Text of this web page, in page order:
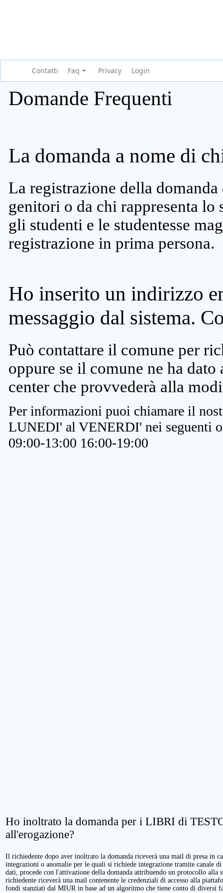
Contatti Faq Privacy Login
Domande Frequenti
La domanda a nome di
La registrazione della
genitori o da chi rappresenta lo
gli studenti e le studentesse
registrazione in prima persona.
Ho inserito un indirizzo
messaggio dal sistema.
Può contattare il comune per
oppure se il comune ne ha
center che provvederà alla
Per informazioni puoi chiamare il
LUNEDI' al VENERDI' nei seguenti
09:00-13:00 16:00-19:00
Ho inoltrato la domanda per i LIBRI di
all'erogazione?
Il richiedente dopo aver inoltrato la domanda riceverà una mail di presa in
integrazioni o anomalie per le quali si richiede integrazione tramite canale
dati, procede con l'attivazione della domanda attribuendo un protocollo alla
richiedente riceverà una mail contenente le credenziali di accesso alla
fondi stanziati dal MIUR in base ad un algoritmo che tiene conto di diversi